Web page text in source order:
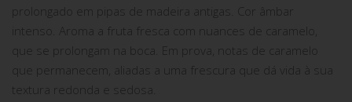
prolongado em pipas de madeira antigas. Cor âmbar
intenso. Aroma a fruta fresca com nuances de caramelo,
que se prolongam na boca. Em prova, notas de caramelo
que permanecem, aliadas a uma frescura que dá vida à sua
textura redonda e sedosa.